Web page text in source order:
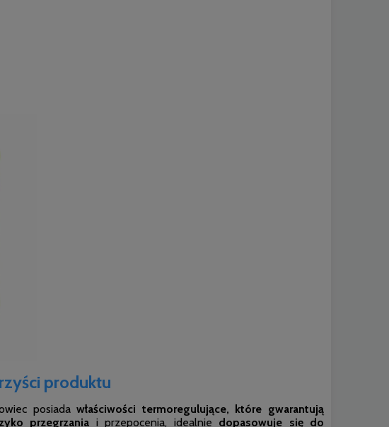
produktu
posiadawłaściwości termoregulujące, które gwarantują
przegrzania i przepocenia, idealnie dopasowuje się do